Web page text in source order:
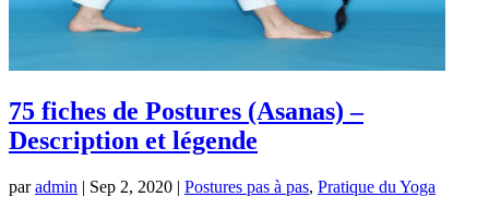
75 fiches de Postures (Asanas) –
Description et légende
paradmin | Sep 2, 2020 | Postures pas à pas, Pratique du Yoga